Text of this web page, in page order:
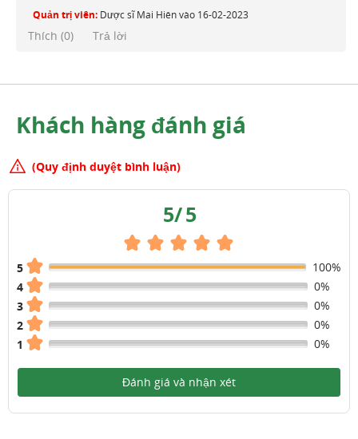
Quản trị viên: Dược sĩ Mai Hiênvào 16-02-2023
Thích (0) Trả lời
Khách hàng đánh giá
(Quy định duyệt bình luận)
5/5
5
100%
4
0%
3
0%
2
0%
1
0%
Đánh giá và nhận xét